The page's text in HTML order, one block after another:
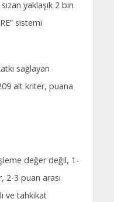
yaklaşık 2 bin
sistemi
sağlayan
alt kriter, puana
değer değil, 1-
2-3 puan arası
ve tahkikat